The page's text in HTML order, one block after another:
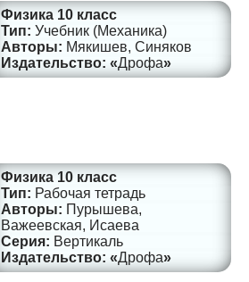
Физика 10 класс
Учебник (Механика)
Мякишев, Синяков
Дрофа
Физика 10 класс
Рабочая тетрадь
Пурышева,
Важеевская, Исаева
Вертикаль
Дрофа